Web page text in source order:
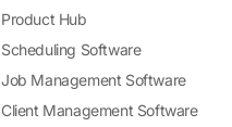
Product Hub
Scheduling Software
Job Management Software
Client Management Software